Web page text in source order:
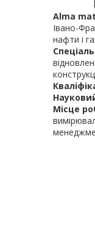
Alma
Івано-
нафти і
Місце